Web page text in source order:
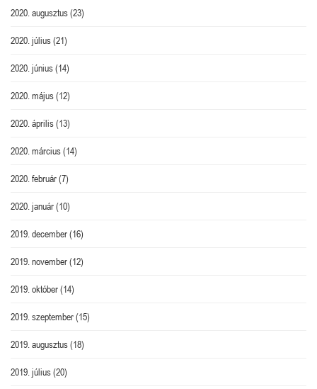
2020. augusztus(23)
2020. július(21)
2020. június(14)
2020. május(12)
2020. április(13)
2020. március(14)
2020. február(7)
2020. január(10)
2019. december(16)
2019. november(12)
2019. október(14)
2019. szeptember(15)
2019. augusztus(18)
2019. július(20)